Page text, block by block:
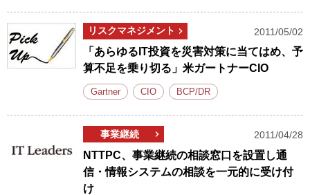
リスクマネジメント 2011/05/02
「あらゆるIT投資を災害対策に当てはめ、予
算不足を乗り切る」米ガートナーCIO
Gartner CIO BCP/DR
事業継続 2011/04/28
NTTPC、事業継続の相談窓口を設置し通
信・情報システムの相談を一元的に受け付
け